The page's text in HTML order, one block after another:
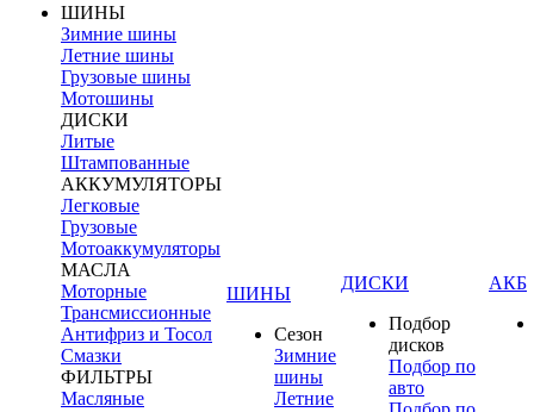
ШИНЫ
Зимние шины
Летние шины
Грузовые шины
Мотошины
ДИСКИ
Литые
Штампованные
АККУМУЛЯТОРЫ
Легковые
Грузовые
Мотоаккумуляторы
МАСЛА
Моторные
Трансмиссионные
Антифриз и Тосол
Смазки
ФИЛЬТРЫ
Масляные
ШИНЫ
Сезон
Зимние
шины
Летние
ДИСКИ
Подбор
дисков
Подбор по
авто
АКБ